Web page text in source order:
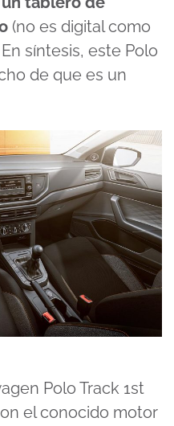
(no es digital como
síntesis, este Polo
de que es un
Polo Track 1st
el conocido motor